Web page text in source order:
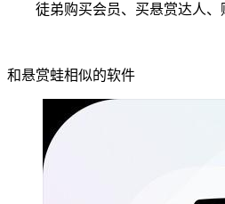
徒弟购买会员、买悬赏达人、
和悬赏蛙相似的软件